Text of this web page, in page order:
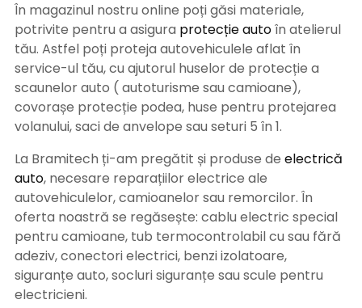
În magazinul nostru online poți găsi materiale,
potrivite pentru a asigura protecție autoîn atelierul
tău. Astfel poți proteja autovehiculele aflat în
service-ul tău, cu ajutorul huselor de protecție a
scaunelor auto ( autoturisme sau camioane),
covorașe protecție podea, huse pentru protejarea
volanului, saci de anvelope sau seturi 5 în 1.
La Bramitech ți-am pregătit și produse de electrică
auto, necesare reparațiilor electrice ale
autovehiculelor, camioanelor sau remorcilor. În
oferta noastră se regăsește: cablu electric special
pentru camioane, tub termocontrolabil cu sau fără
adeziv, conectori electrici, benzi izolatoare,
siguranțe auto, socluri siguranțe sau scule pentru
electricieni.